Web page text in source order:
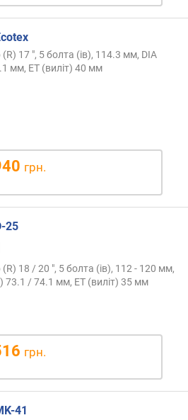
(R) 17 ", 5 болта (ів), 114.3 мм, DIA
мм, ET (виліт) 40 мм
грн.
25
(R) 18 / 20 ", 5 болта (ів), 112 - 120 мм,
73.1 / 74.1 мм, ET (виліт) 35 мм
грн.
41